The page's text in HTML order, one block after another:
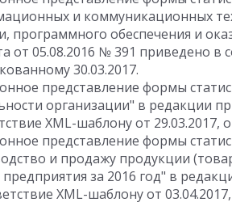
и коммуникационных
программного обеспечения и
от 05.08.2016 № 391 приведено в
30.03.2017.
представление формы
организации" в редакции
XML-шаблону от 29.03.2017,
представление формы
и продажу продукции
за 2016 год" в
XML-шаблону от